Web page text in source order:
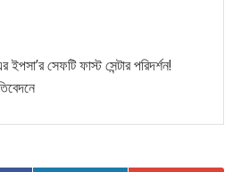
ইপসা’র সেফটি ফাস্ট সেন্টার পরিদর্শন!